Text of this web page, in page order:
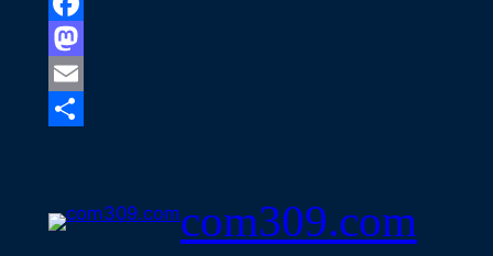
Facebook
Mastodon
Email
com309.com